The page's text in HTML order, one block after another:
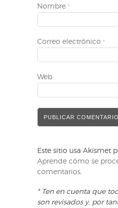
Nombre *
Correo electrónico *
Web
Este sitio usa Akismet
Aprende cómo se
comentarios.
* Ten en cuenta que
son revisados y, por